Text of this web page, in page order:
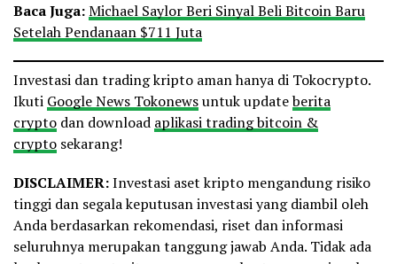
Baca Juga:Michael Saylor Beri Sinyal Beli Bitcoin Baru
Setelah Pendanaan $711 Juta
Investasi dan trading kripto aman hanya di Tokocrypto.
Ikuti Google News Tokonewsuntuk updateberita
crypto dan download aplikasi trading bitcoin &
crypto sekarang!
DISCLAIMER:Investasi aset kripto mengandung risiko
tinggi dan segala keputusan investasi yang diambil oleh
Anda berdasarkan rekomendasi, riset dan informasi
seluruhnya merupakan tanggung jawab Anda. Tidak ada